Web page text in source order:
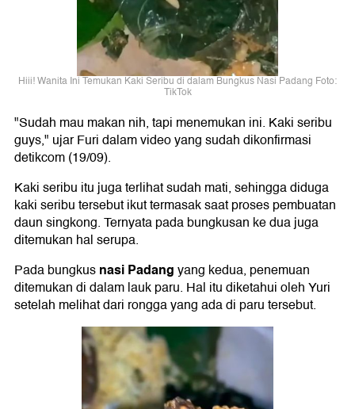
Hiii! Wanita Ini Temukan Kaki Seribu di dalam Bungkus Nasi Padang Foto:
TikTok
"Sudah mau makan nih, tapi menemukan ini. Kaki seribu
guys," ujar Furi dalam video yang sudah dikonfirmasi
detikcom (19/09).
Kaki seribu itu juga terlihat sudah mati, sehingga diduga
kaki seribu tersebut ikut termasak saat proses pembuatan
daun singkong. Ternyata pada bungkusan ke dua juga
ditemukan hal serupa.
Pada bungkusnasi Padangyang kedua, penemuan
ditemukan di dalam lauk paru. Hal itu diketahui oleh Yuri
setelah melihat dari rongga yang ada di paru tersebut.